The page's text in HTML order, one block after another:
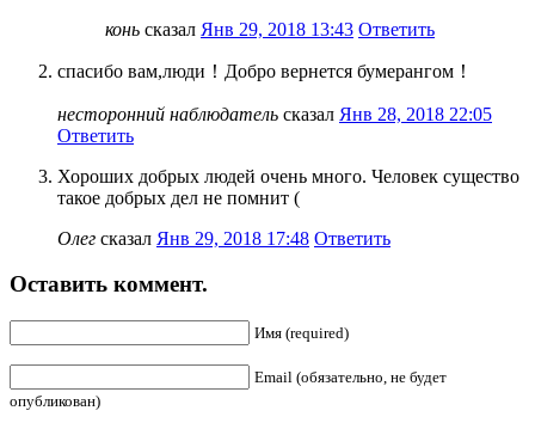
конь сказал Янв 29, 2018 13:43 Ответить
спасибо вам,люди！Добро вернется бумерангом！
несторонний наблюдатель сказал Янв 28, 2018 22:05
Ответить
Хороших добрых людей очень много. Человек существо
такое добрых дел не помнит (
Олег сказал Янв 29, 2018 17:48 Ответить
Оставить коммент.
Имя (required)
Email (обязательно, не будет
опубликован)